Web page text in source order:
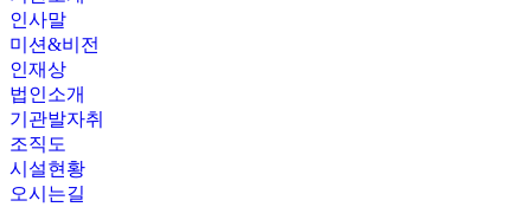
인사말
미션&비전
인재상
법인소개
기관발자취
조직도
시설현황
오시는길